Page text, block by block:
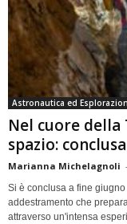
Astronautica ed
Nel cuore
spazio:
Marianna Michelagnoli -
Si è conclusa a fine
addestramento che
attraverso un'intensa